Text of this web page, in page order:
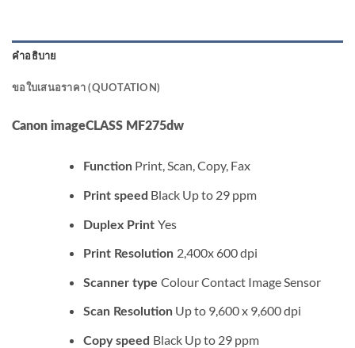
คำอธิบาย
ขอใบเสนอราคา (QUOTATION)
Canon imageCLASS MF275dw
Function Print, Scan, Copy, Fax
Print speed Black Up to 29 ppm
Duplex Print Yes
Print Resolution 2,400x 600 dpi
Scannertype Colour Contact Image Sensor
Scan Resolution Up to 9,600 x 9,600 dpi
Copy speed Black Up to 29 ppm